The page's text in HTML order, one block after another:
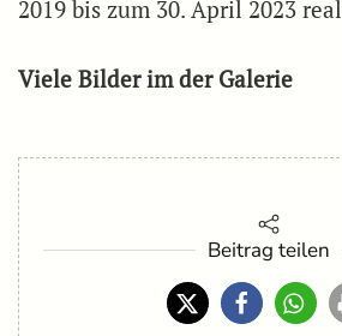
2019 bis zum 30. April 2023
Viele Bilder im der Galerie
Beitrag teilen